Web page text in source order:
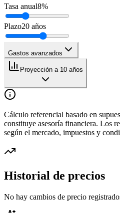
Tasa anual8%
Plazo20 años
Gastos avanzados
Proyección a 10 años
Cálculo referencial basado en
constituye asesoría financiera. Los
según el mercado, impuestos y
Historial de precios
No hay cambios de precio